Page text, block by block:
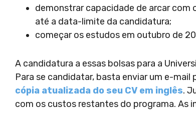
demonstrar capacidade de arcar com
até a data-limite da candidatura;
começar os estudos em outubro de
A candidatura a essas bolsas para a
Para se candidatar, basta enviar um e-mail
cópia atualizada do seu CV em inglês.
com os custos restantes do programa. As